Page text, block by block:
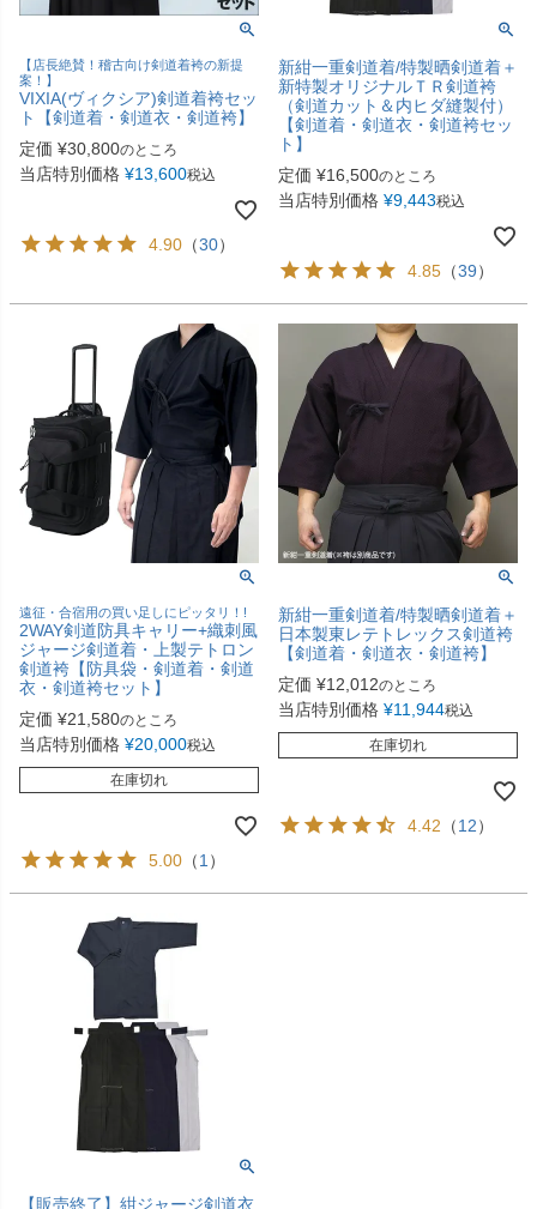
【店長絶賛！稽古向け剣道着袴の新提
案！】
VIXIA(ヴィクシア)剣道着袴セッ
ト【剣道着・剣道衣・剣道袴】
定価 ¥30,800のところ
当店特別価格 ¥13,600税込
4.90 （30）
新紺一重剣道着/特製晒剣道着＋
新特製オリジナルＴＲ剣道袴
（剣道カット＆内ヒダ縫製付）
【剣道着・剣道衣・剣道袴セッ
ト】
定価 ¥16,500のところ
当店特別価格 ¥9,443税込
4.85 （39）
遠征・合宿用の買い足しにピッタリ！!
2WAY剣道防具キャリー+織刺風
ジャージ剣道着・上製テトロン
剣道袴【防具袋・剣道着・剣道
衣・剣道袴セット】
定価 ¥21,580のところ
当店特別価格 ¥20,000税込
在庫切れ
5.00 （1）
新紺一重剣道着/特製晒剣道着＋
日本製東レテトレックス剣道袴
【剣道着・剣道衣・剣道袴】
定価 ¥12,012のところ
当店特別価格 ¥11,944税込
在庫切れ
4.42 （12）
【販売終了】紺ジャージ剣道衣